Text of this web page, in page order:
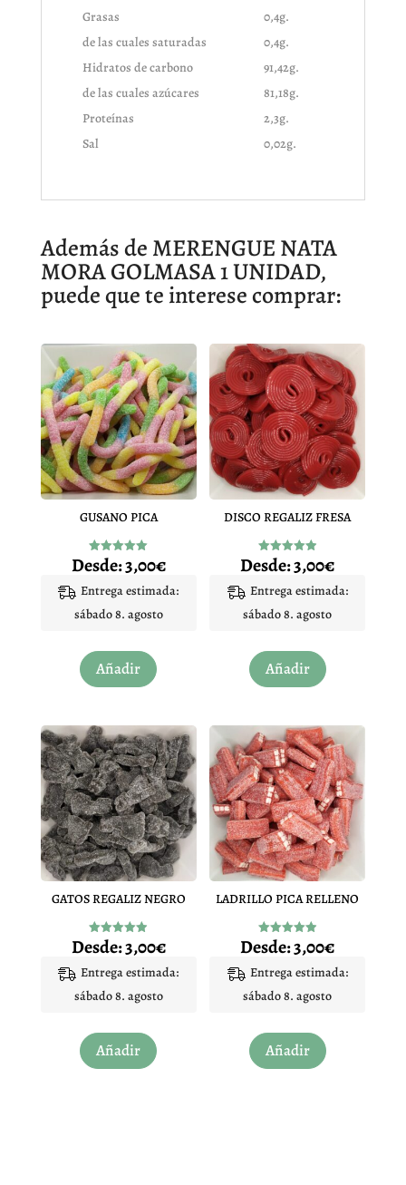
Grasas
0,4g.
de las cuales saturadas
0,4g.
Hidratos de carbono
91,42g.
de las cuales azúcares
81,18g.
Proteínas
2,3g.
Sal
0,02g.
Además de MERENGUE NATA
MORA GOLMASA 1 UNIDAD,
puede que te interese comprar:
GUSANO PICA
Valorado
con
de 5
Desde:3,00€
Entrega estimada:
sábado 8. agosto
Añadir
producto
variantes.
Las
opciones
se
pueden
elegir
en
la
de
producto
DISCO REGALIZ FRESA
Valorado
con
de 5
Desde:3,00€
Entrega estimada:
sábado 8. agosto
Añadir
producto
variantes.
Las
opciones
se
pueden
elegir
en
la
de
producto
GATOS REGALIZ NEGRO
Valorado
con
de 5
Desde:3,00€
Entrega estimada:
sábado 8. agosto
Añadir
producto
LADRILLO PICA RELLENO
Valorado
con
de 5
Desde:3,00€
Entrega estimada:
sábado 8. agosto
Añadir
producto